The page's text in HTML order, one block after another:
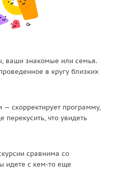
лесистые холмы, а
тростника.
местными
полёта. Во время подъёма
на разных уровнях, где
деревню внизу, а если
обитающих в этом
ваши знакомые или семья.
в кругу близких
скорректирует программу,
перекусить, что увидеть
сравнима со
идете с кем-то еще